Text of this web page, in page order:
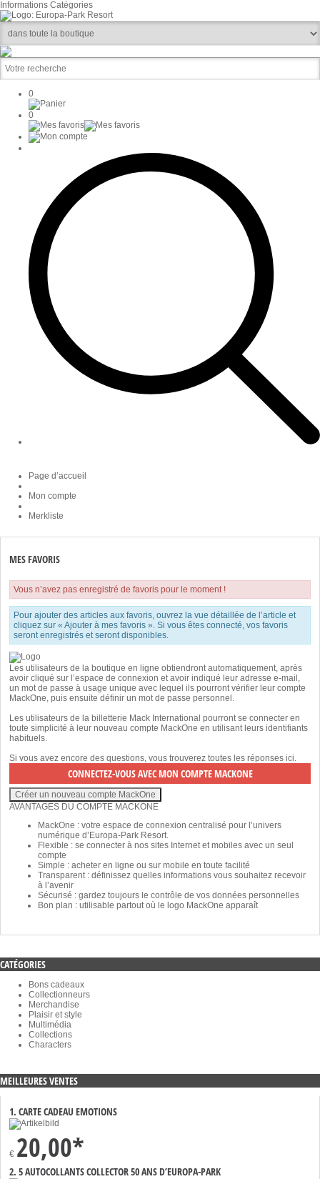
Informations Catégories
0
0
Page d’accueil
Mon compte
Merkliste
MES FAVORIS
Vous n’avez pas enregistré de favoris pour le moment !
Pour ajouter des articles aux favoris, ouvrez la vue détaillée de l’article et
cliquez sur « Ajouter à mes favoris ». Si vous êtes connecté, vos favoris
seront enregistrés et seront disponibles.
Les utilisateurs de la boutique en ligne obtiendront automatiquement, après
avoir cliqué sur l’espace de connexion et avoir indiqué leur adresse e-mail,
un mot de passe à usage unique avec lequel ils pourront vérifier leur compte
MackOne, puis ensuite définir un mot de passe personnel.
Les utilisateurs de la billetterie Mack International pourront se connecter en
toute simplicité à leur nouveau compte MackOne en utilisant leurs identifiants
habituels.
Si vous avez encore des questions, vous trouverez toutes les réponses ici
AVANTAGES DU COMPTE MACKONE
MackOne : votre espace de connexion centralisé pour l’univers
numérique d’Europa-Park Resort.
Flexible : se connecter à nos sites Internet et mobiles avec un seul
compte
Simple : acheter en ligne ou sur mobile en toute facilité
Transparent : définissez quelles informations vous souhaitez recevoir
à l’avenir
Sécurisé : gardez toujours le contrôle de vos données personnelles
Bon plan : utilisable partout où le logo MackOne apparaît
CATÉGORIES
Bons cadeaux
Collectionneurs
Merchandise
Plaisir et style
Multimédia
Collections
Characters
MEILLEURES VENTES
1. CARTE CADEAU EMOTIONS
€ 20,00*
2. 5 AUTOCOLLANTS COLLECTOR 50 ANS D’EUROPA-PARK